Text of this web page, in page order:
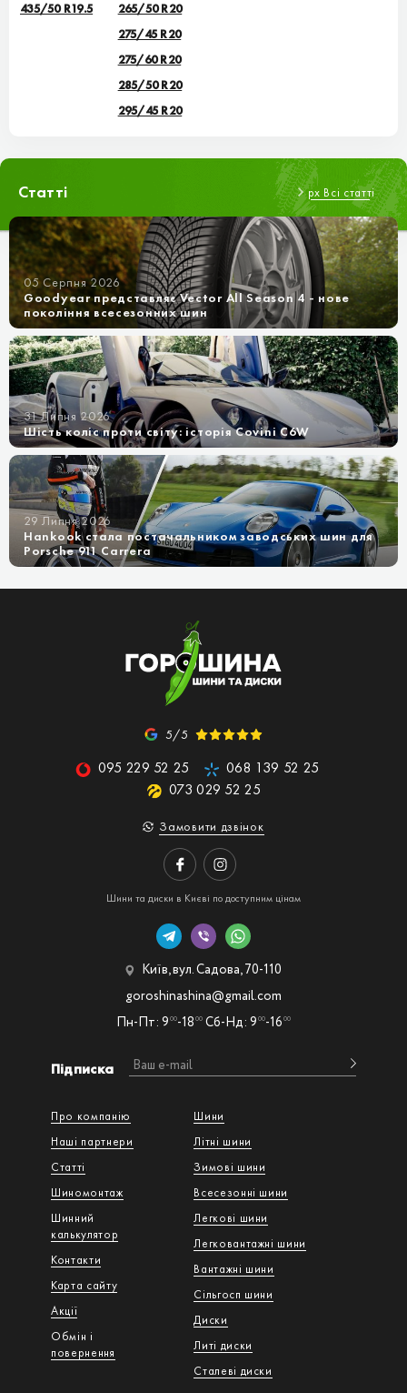
435/50 R19.5
265/50 R20
275/45 R20
275/60 R20
285/50 R20
295/45 R20
Статті px Всі статті
05 Серпня 2026
Goodyear представляє Vector All Season 4 - нове
покоління всесезонних шин
31 Липня 2026
Шість коліс проти світу: історія Covini C6W
29 Липня 2026
Hankook стала постачальником заводських шин для
Porsche 911 Carrera
5/5
095 229 52 25
068 139 52 25
073 029 52 25
Замовити дзвінок
Шини та диски в Києві по доступним цінам
Про компанію
Наші партнери
Статті
Шиномонтаж
Шинний
калькулятор
Контакти
Карта сайту
Акції
Обмін і
повернення
Шини
Літні шини
Зимові шини
Всесезонні шини
Легкові шини
Легковантажнi шини
Вантажнi шини
Сільгосп шини
Диски
Литі диски
Сталеві диски
Підписка
Київ, вул. Садова, 70-110
Пн-Пт: 9 00-18 00 Сб-Нд: 9 00-16 00
goroshinashina@gmail.com